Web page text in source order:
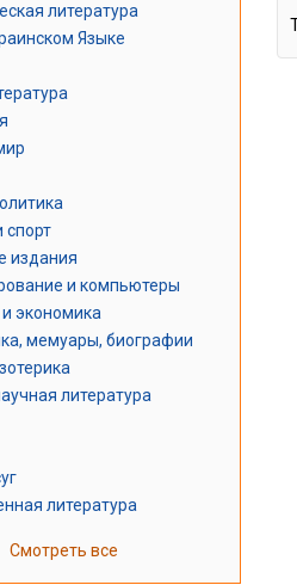
литература
Языке
издания
и компьютеры
экономика
мемуары, биографии
литература
литература
Смотреть все